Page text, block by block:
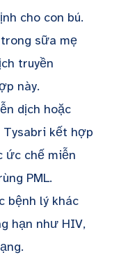
cho con bú.
sữa mẹ
truyền
này.
dịch hoặc
kết hợp
ức chế miễn
PML.
bệnh lý khác
hạn như HIV,